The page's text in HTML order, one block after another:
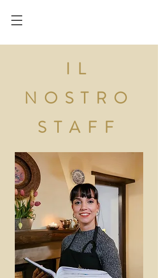
IL
NOSTRO
STAFF